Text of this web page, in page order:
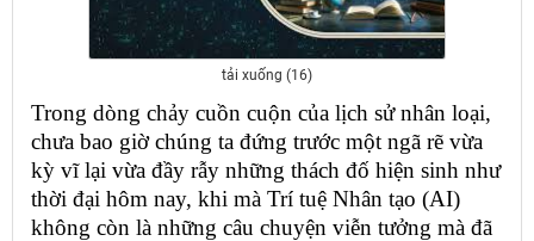
tải xuống (16)
Trong dòng chảy cuồn cuộn của lịch sử nhân loại,
chưa bao giờ chúng ta đứng trước một ngã rẽ vừa
kỳ vĩ lại vừa đầy rẫy những thách đố hiện sinh như
thời đại hôm nay, khi mà Trí tuệ Nhân tạo (AI)
không còn là những câu chuyện viễn tưởng mà đã